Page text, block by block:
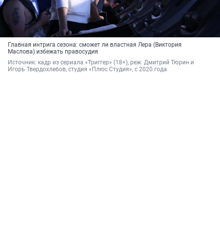
Главная интрига сезона: сможет ли властная Лера (Виктория
Маслова) избежать правосудия
Источник: кадр из сериала «Триггер» (18+), реж. Дмитрий Тюрин и
Игорь Твердохлебов, студия «Плюс Студия», с 2020 года